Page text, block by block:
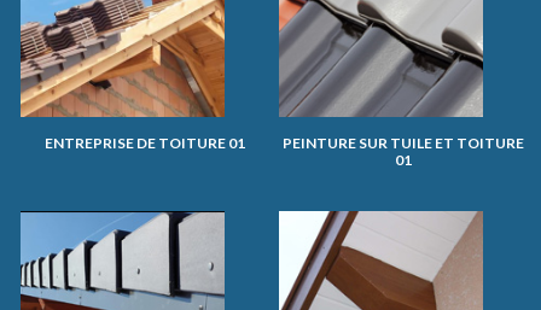
ENTREPRISE DE TOITURE 01
PEINTURE SUR TUILE ET TOITURE
01